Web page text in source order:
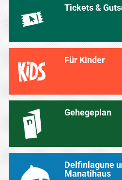
Tickets &
Für Kinder
Gehegeplan
Delfinlagune
Manatihaus